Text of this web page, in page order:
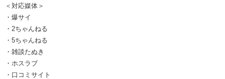
＜対応媒体＞
・爆サイ
・2ちゃんねる
・5ちゃんねる
・雑談たぬき
・ホスラブ
・口コミサイト